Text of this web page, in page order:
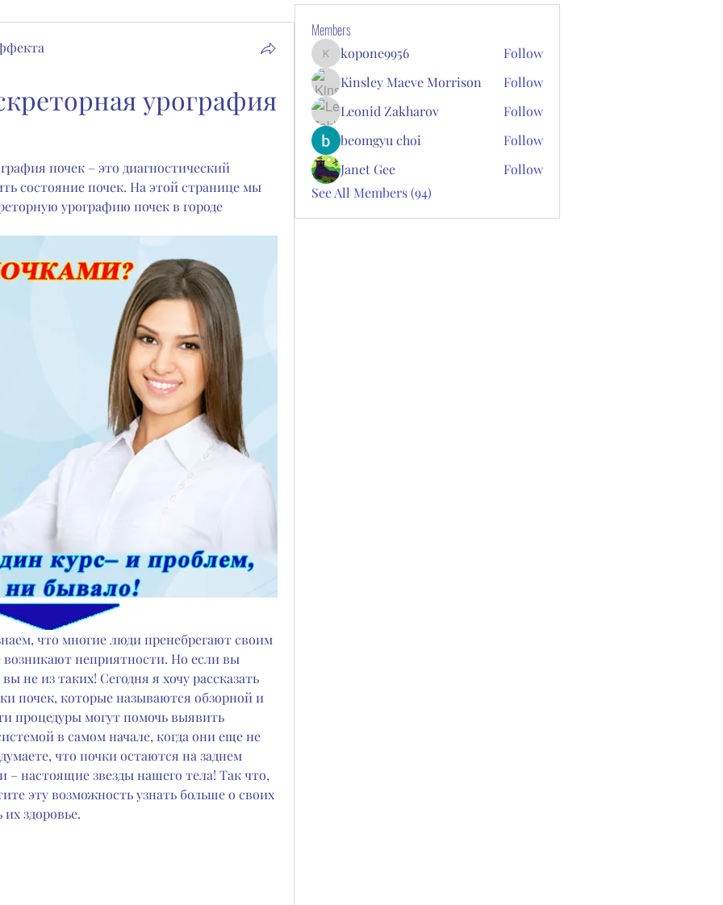
урография
почек – это диагностический
состояние почек. На этой странице мы
урографию почек в городе
что многие люди пренебрегают своим
возникают неприятности. Но если вы
не из таких! Сегодня я хочу рассказать
почек, которые называются обзорной и
процедуры могут помочь выявить
в самом начале, когда они еще не
что почки остаются на заднем
– настоящие звезды нашего тела! Так что,
эту возможность узнать больше о своих
здоровье.
Members
kopone9956
kopone9956
Follow
Kinsley Maeve Morrison
Follow
Leonid Zakharov
Follow
beomgyu choi
Follow
Janet Gee
Follow
See All Members (94)